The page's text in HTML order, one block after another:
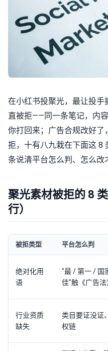
在小红书投聚光，最让投
直被拒——同一条笔记，内
你打回来；广告合规改好
拒，十有八九栽在下面这 8
条说清平台怎么判、怎么改
聚光素材被拒的 8
行）
被拒类型 平台怎么判
绝对化用
语
"最 / 第一 / 国
佳"触《广告
行业资质
缺失
类目要证没证
权链